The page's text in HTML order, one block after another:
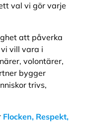
val vi gör varje
att påverka
vill vara i
volontärer,
bygger
trivs,
Flocken, Respekt,